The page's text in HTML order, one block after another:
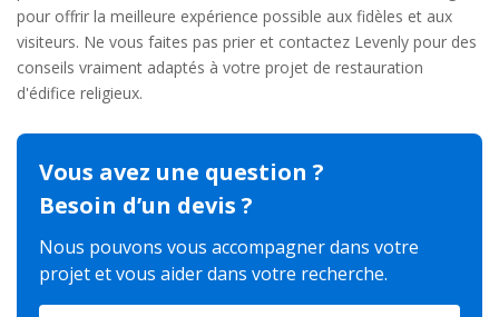
pour offrir la meilleure expérience possible aux fidèles et aux
visiteurs. Ne vous faites pas prier et contactez Levenly pour des
conseils vraiment adaptés à votre projet de restauration
d'édifice religieux.
Vous avez une question ?
Besoin d’un devis ?
Nous pouvons vous accompagner dans votre
projet et vous aider dans votre recherche.